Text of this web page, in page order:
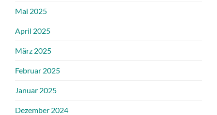
Mai 2025
April 2025
März 2025
Februar 2025
Januar 2025
Dezember 2024